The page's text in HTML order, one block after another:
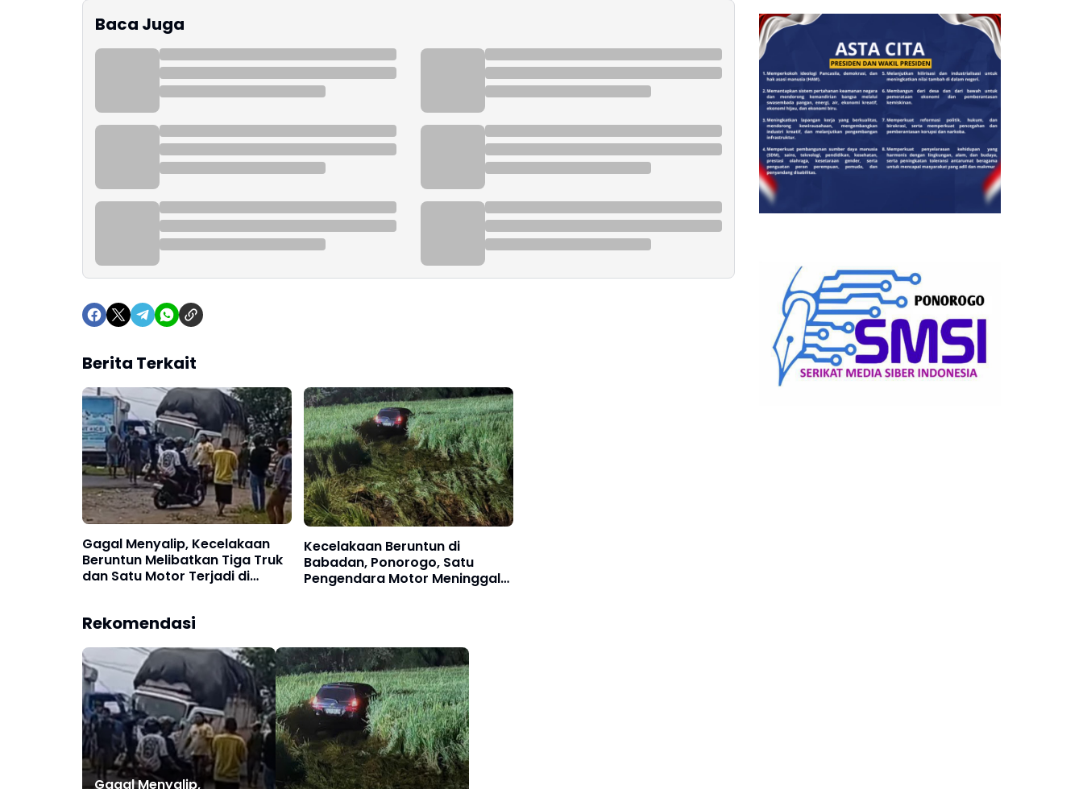
Baca Juga
Berita Terkait
Gagal Menyalip, Kecelakaan
Beruntun Melibatkan Tiga Truk
dan Satu Motor Terjadi di
Kecelakaan Beruntun di
Babadan, Ponorogo, Satu
Pengendara Motor Meninggal
Rekomendasi
Gagal Menyalip,